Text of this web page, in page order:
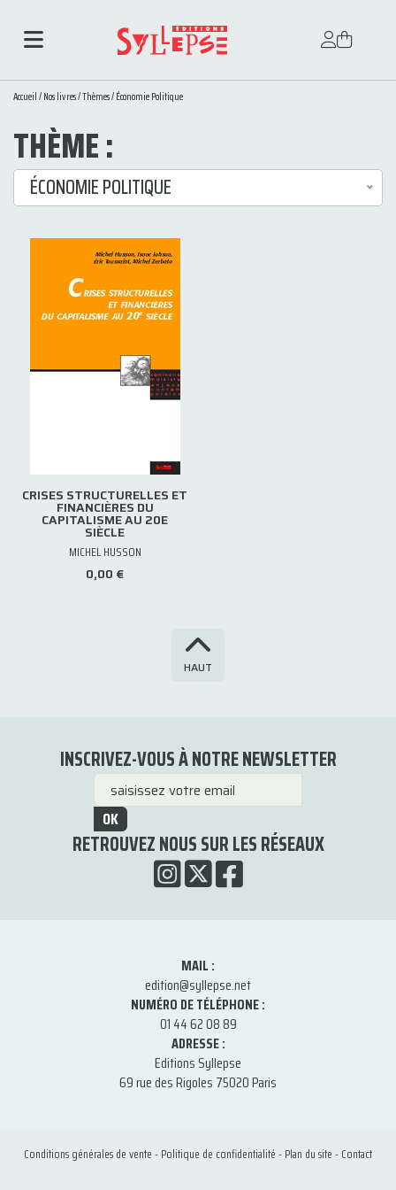
Accueil/Nos livres/Thèmes/Économie Politique
THÈME :
ÉCONOMIE POLITIQUE
CRISES STRUCTURELLES ET
FINANCIÈRES DU
CAPITALISME AU 20E
SIÈCLE
MICHEL HUSSON
0,00 €
HAUT
INSCRIVEZ-VOUS À NOTRE NEWSLETTER
OK
RETROUVEZ NOUS SUR LES RÉSEAUX
MAIL :
edition@syllepse.net
NUMÉRO DE TÉLÉPHONE :
01 44 62 08 89
ADRESSE :
Editions Syllepse
69 rue des Rigoles 75020 Paris
Conditions générales de vente-Politique de confidentialité-Plan du site-Contact